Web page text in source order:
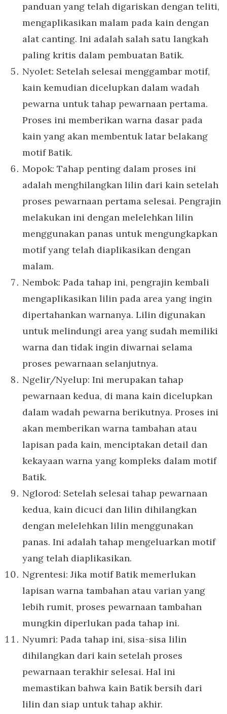
panduan yang telah digariskan dengan teliti,
mengaplikasikan malam pada kain dengan
alat canting. Ini adalah salah satu langkah
paling kritis dalam pembuatan Batik.
Nyolet: Setelah selesai menggambar motif,
kain kemudian dicelupkan dalam wadah
pewarna untuk tahap pewarnaan pertama.
Proses ini memberikan warna dasar pada
kain yang akan membentuk latar belakang
motif Batik.
Mopok: Tahap penting dalam proses ini
adalah menghilangkan lilin dari kain setelah
proses pewarnaan pertama selesai. Pengrajin
melakukan ini dengan melelehkan lilin
menggunakan panas untuk mengungkapkan
motif yang telah diaplikasikan dengan
malam.
Nembok: Pada tahap ini, pengrajin kembali
mengaplikasikan lilin pada area yang ingin
dipertahankan warnanya. Lilin digunakan
untuk melindungi area yang sudah memiliki
warna dan tidak ingin diwarnai selama
proses pewarnaan selanjutnya.
Ngelir/Nyelup: Ini merupakan tahap
pewarnaan kedua, di mana kain dicelupkan
dalam wadah pewarna berikutnya. Proses ini
akan memberikan warna tambahan atau
lapisan pada kain, menciptakan detail dan
kekayaan warna yang kompleks dalam motif
Batik.
Nglorod: Setelah selesai tahap pewarnaan
kedua, kain dicuci dan lilin dihilangkan
dengan melelehkan lilin menggunakan
panas. Ini adalah tahap mengeluarkan motif
yang telah diaplikasikan.
Ngrentesi: Jika motif Batik memerlukan
lapisan warna tambahan atau varian yang
lebih rumit, proses pewarnaan tambahan
mungkin diperlukan pada tahap ini.
Nyumri: Pada tahap ini, sisa-sisa lilin
dihilangkan dari kain setelah proses
pewarnaan terakhir selesai. Hal ini
memastikan bahwa kain Batik bersih dari
lilin dan siap untuk tahap akhir.